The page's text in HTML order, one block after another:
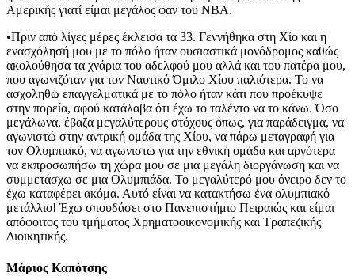
Αμερικής γιατί είμαι μεγάλος φαν του ΝΒΑ.
•Πριν από λίγες μέρες έκλεισα τα 33. Γεννήθηκα στη Χίο και η
ενασχόλησή μου με το πόλο ήταν ουσιαστικά μονόδρομος καθώς
ακολούθησα τα χνάρια του αδελφού μου αλλά και του πατέρα μου,
που αγωνιζόταν για τον Ναυτικό Όμιλο Χίου παλιότερα. Το να
ασχοληθώ επαγγελματικά με το πόλο ήταν κάτι που προέκυψε
στην πορεία, αφού κατάλαβα ότι έχω το ταλέντο να το κάνω. Όσο
μεγάλωνα, έβαζα μεγαλύτερους στόχους όπως, για παράδειγμα, να
αγωνιστώ στην αντρική ομάδα της Χίου, να πάρω μεταγραφή για
τον Ολυμπιακό, να αγωνιστώ για την εθνική ομάδα και αργότερα
να εκπροσωπήσω τη χώρα μου σε μια μεγάλη διοργάνωση και να
συμμετάσχω σε μια Ολυμπιάδα. Το μεγαλύτερό μου όνειρο δεν το
έχω καταφέρει ακόμα. Αυτό είναι να κατακτήσω ένα ολυμπιακό
μετάλλιο! Έχω σπουδάσει στο Πανεπιστήμιο Πειραιώς και είμαι
απόφοιτος του τμήματος Χρηματοοικονομικής και Τραπεζικής
Διοικητικής.
Μάριος Καπότσης